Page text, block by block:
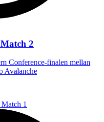
2
Conference-finalen mellan
Avalanche